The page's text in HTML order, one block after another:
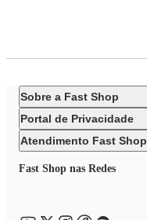
Sobre a Fast Shop
Portal de Privacidade
Atendimento Fast Shop
Fast Shop nas Redes